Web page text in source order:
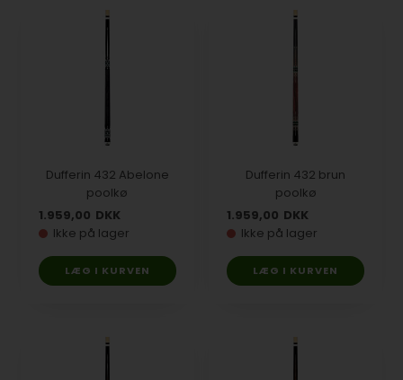
Dufferin 432 Abelone
poolkø
1.959,00 DKK
Ikke på lager
Dufferin 432 brun
poolkø
1.959,00 DKK
Ikke på lager